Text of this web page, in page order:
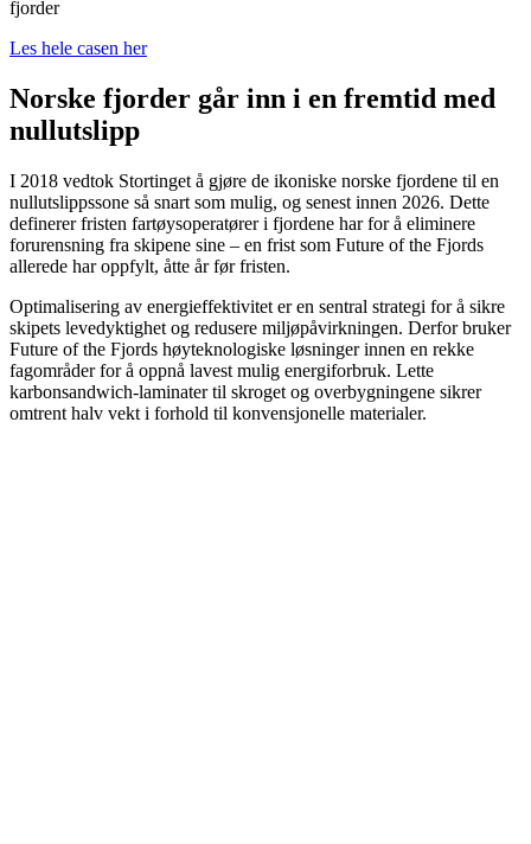
fjorder
Les hele casen her
Norske fjorder går inn i en fremtid med
nullutslipp
I 2018 vedtok Stortinget å gjøre de ikoniske norske fjordene til en
nullutslippssone så snart som mulig, og senest innen 2026. Dette
definerer fristen fartøysoperatører i fjordene har for å eliminere
forurensning fra skipene sine – en frist som Future of the Fjords
allerede har oppfylt, åtte år før fristen.
Optimalisering av energieffektivitet er en sentral strategi for å sikre
skipets levedyktighet og redusere miljøpåvirkningen. Derfor bruker
Future of the Fjords høyteknologiske løsninger innen en rekke
fagområder for å oppnå lavest mulig energiforbruk. Lette
karbonsandwich-laminater til skroget og overbygningene sikrer
omtrent halv vekt i forhold til konvensjonelle materialer.